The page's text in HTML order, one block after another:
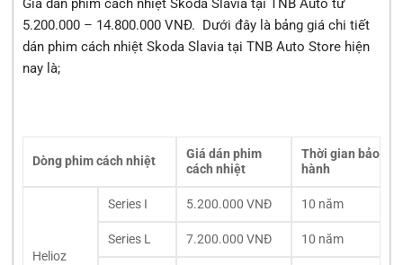
Giá dán phim cách nhiệt Skoda Slavia tại TNB Auto từ
5.200.000 – 14.800.000 VNĐ. Dưới đây là bảng giá chi tiết
dán phim cách nhiệt Skoda Slavia tại TNB Auto Store hiện
nay là;
Dòng phim cách nhiệt
Giá dán phim
cách nhiệt
Thời gian bảo
hành
Helioz
Series I 5.200.000 VNĐ 10 năm
Series L 7.200.000 VNĐ 10 năm